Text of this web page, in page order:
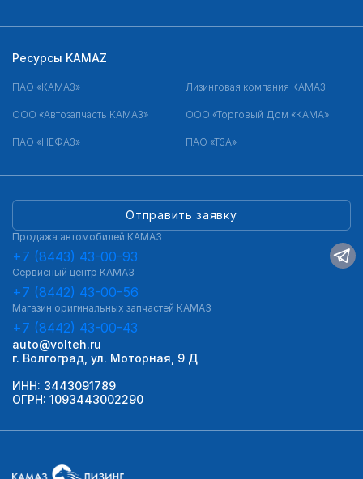
Отправить заявку
Продажа автомобилей КАМАЗ
+7 (8443) 43-00-93
Сервисный центр КАМАЗ
+7 (8442) 43-00-56
Магазин оригинальных запчастей КАМАЗ
+7 (8442) 43-00-43
auto@volteh.ru
г. Волгоград, ул. Моторная, 9 Д
ИНН: 3443091789
ОГРН: 1093443002290
Ресурсы KAMAZ
ПАО «КАМАЗ» Лизинговая компания КАМАЗ
ООО «Автозапчасть КАМАЗ» ООО «Торговый Дом «КАМА»
ПАО «НЕФАЗ» ПАО «ТЗА»